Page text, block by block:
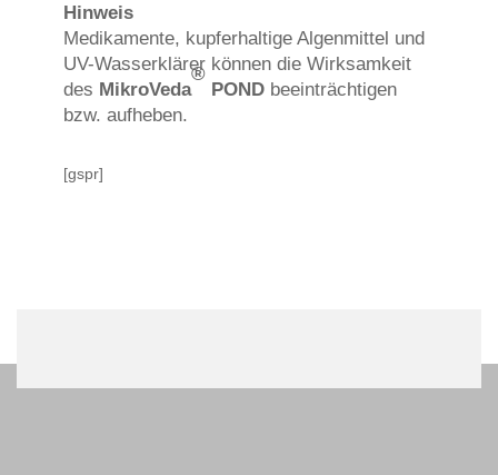
Hinweis
Medikamente, kupferhaltige Algenmittel und
UV-Wasserklärer können die Wirksamkeit
des MikroVeda
®
PONDbeeinträchtigen
bzw. aufheben.
[gspr]